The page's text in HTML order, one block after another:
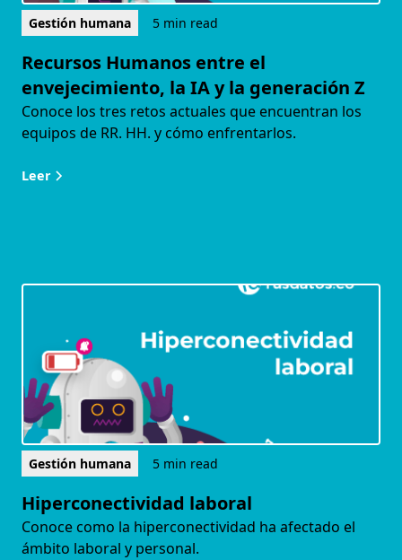
Gestión humana 5 min read
Recursos Humanos entre el
envejecimiento, la IA y la generación Z
Conoce los tres retos actuales que encuentran los
equipos de RR. HH. y cómo enfrentarlos.
Leer
Gestión humana 5 min read
Hiperconectividad laboral
Conoce como la hiperconectividad ha afectado el
ámbito laboral y personal.